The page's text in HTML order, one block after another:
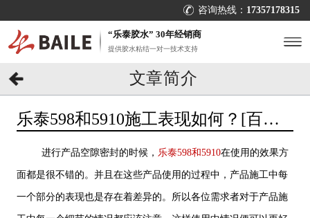
咨询热线： 17357178315
“乐泰胶水” 30年经销商
提供胶水粘结一对一技术支持
文章简介
乐泰598和5910施工表现如何？[百乐
进行产品空隙密封的时候， 乐泰598和5910在使用的效果方
面都是很不错的。并且在这些产品使用的过程中，产品施工中每
一个部分的表现也是存在着差异的。所以各位需求者对于产品施